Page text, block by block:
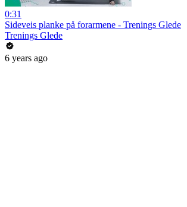
0:31
Sideveis planke på forarmene - Trenings Glede
Trenings Glede
6 years ago